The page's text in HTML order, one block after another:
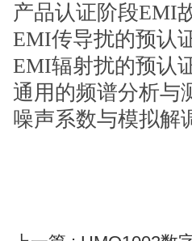
产品认证阶段EMI
EMI传导扰的预认
EMI辐射扰的预认
通用的频谱分析与
噪声系数与模拟解